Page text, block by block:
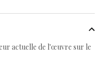
actuelle de l'œuvre sur le